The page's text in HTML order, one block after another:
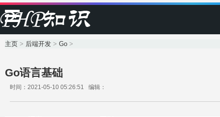
主页 > 后端开发 > Go >
Go语言基础
时间：2021-05-10 05:26:51 编辑：